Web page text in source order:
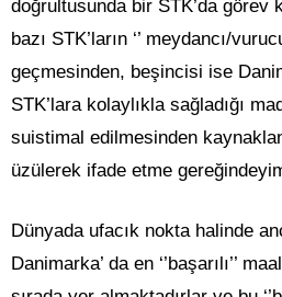
doğrultusunda bir STK’da görev
bazı STK’ların ‘’ meydancı/
geçmesinden, beşincisi ise
STK’lara kolaylıkla sağladığı
suistimal edilmesinden
üzülerek ifade etme
Dünyada ufacık nokta halinde
Danimarka’ da en ‘’başarılı’’